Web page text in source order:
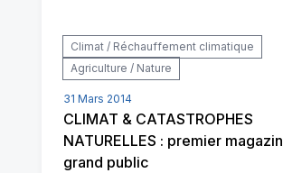
Climat / Réchauffement climatique
Agriculture / Nature
31 Mars 2014
CLIMAT & CATASTROPHES
NATURELLES : premier
grand public